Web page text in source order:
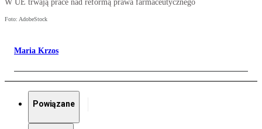
W UE trwają prace nad reformą prawa farmaceutycznego
Foto: AdobeStock
Maria Krzos
Powiązane